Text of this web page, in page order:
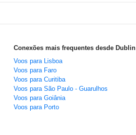
Conexões mais frequentes desde Dublin
Voos para Lisboa
Voos para Faro
Voos para Curitiba
Voos para São Paulo - Guarulhos
Voos para Goiânia
Voos para Porto